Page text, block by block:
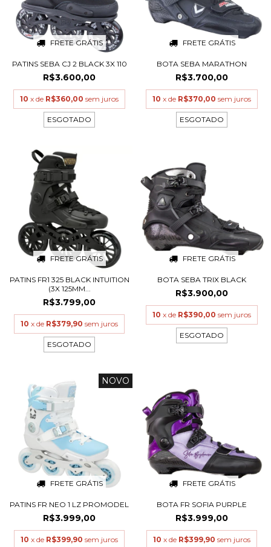
FRETE GRÁTIS
PATINS SEBA CJ 2 BLACK 3X 110
R$3.600,00
10 x de R$360,00 sem juros
ESGOTADO
FRETE GRÁTIS
BOTA SEBA MARATHON
R$3.700,00
10 x de R$370,00 sem juros
ESGOTADO
FRETE GRÁTIS
PATINS FR1 325 BLACK INTUITION
(3X 125MM...
R$3.799,00
10 x de R$379,90 sem juros
ESGOTADO
FRETE GRÁTIS
BOTA SEBA TRIX BLACK
R$3.900,00
10 x de R$390,00 sem juros
ESGOTADO
FRETE GRÁTIS
NOVO
PATINS FR NEO 1 LZ PROMODEL
R$3.999,00
10 x de R$399,90 sem juros
FRETE GRÁTIS
BOTA FR SOFIA PURPLE
R$3.999,00
10 x de R$399,90 sem juros